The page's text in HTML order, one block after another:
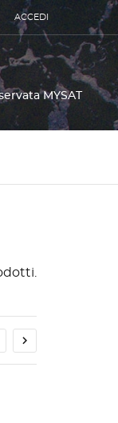
ACCEDI
MYSAT
